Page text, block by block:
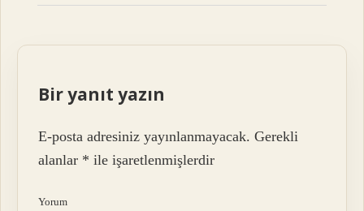
Bir yanıt yazın
E-posta adresiniz yayınlanmayacak. Gerekli
alanlar * ile işaretlenmişlerdir
Yorum